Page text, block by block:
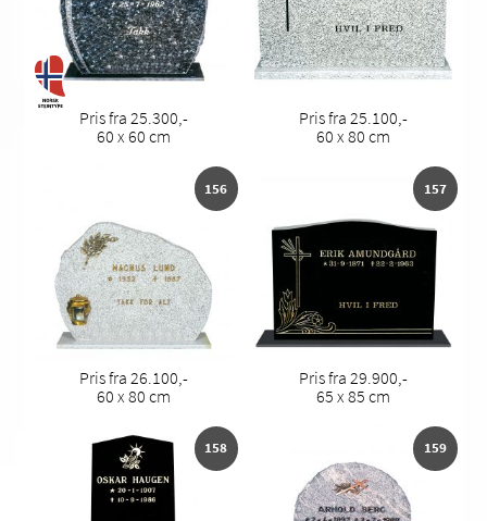
Pris fra 25.300,-
60 x 60 cm
Pris fra 25.100,-
60 x 80 cm
156
Pris fra 26.100,-
60 x 80 cm
157
Pris fra 29.900,-
65 x 85 cm
158 159